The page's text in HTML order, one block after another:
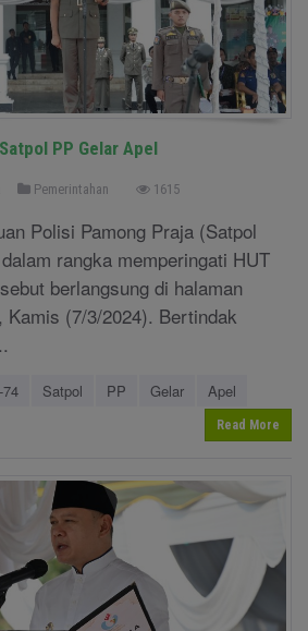
PP Gelar Apel
Pemerintahan 1615
Polisi Pamong Praja (Satpol
rangka memperingati HUT
berlangsung di halaman
Kamis (7/3/2024). Bertindak
Satpol PP Gelar Apel
Read More